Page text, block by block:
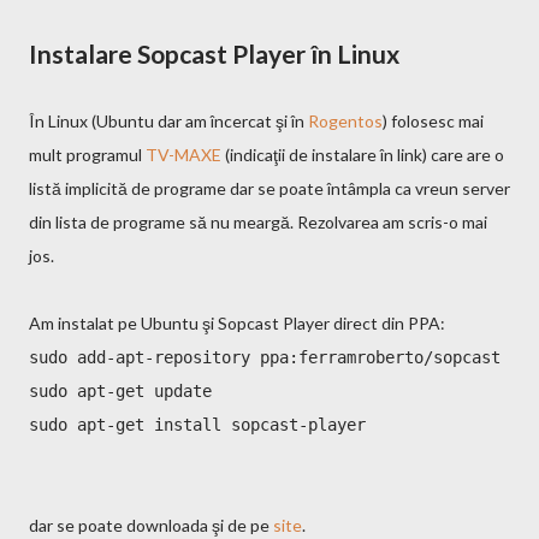
Instalare Sopcast Player în Linux
În Linux (Ubuntu dar am încercat şi în Rogentos) folosesc mai
mult programul TV-MAXE (indicaţii de instalare în link) care are o
listă implicită de programe dar se poate întâmpla ca vreun server
din lista de programe să nu meargă. Rezolvarea am scris-o mai
jos.
Am instalat pe Ubuntu şi Sopcast Player direct din PPA:
sudo add-apt-repository ppa:ferramroberto/sopcast
sudo apt-get update
sudo apt-get install sopcast-player
dar se poate downloada şi de pe site.